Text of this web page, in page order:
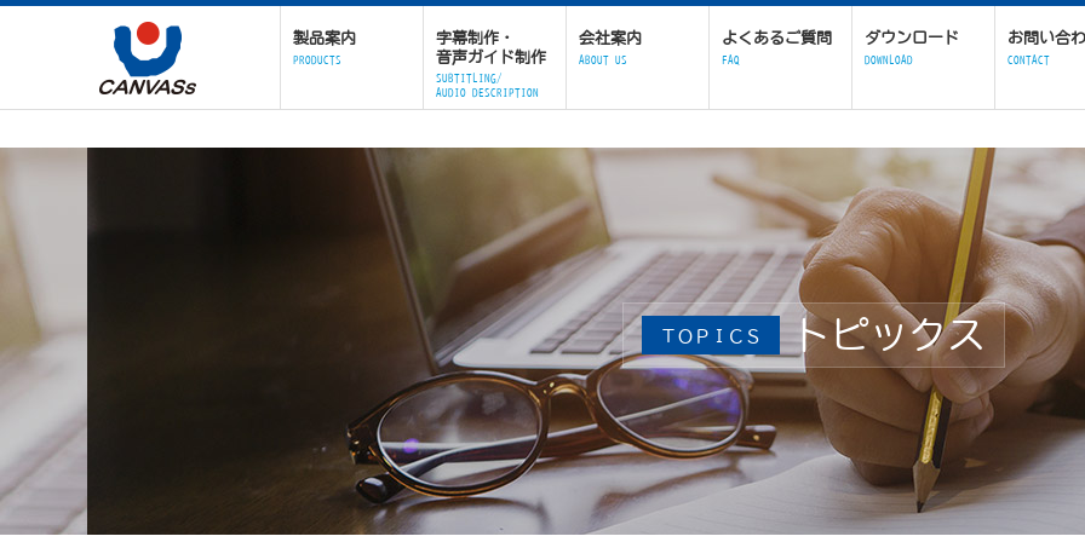
製品案内
PRODUCTS
字幕制作・
音声ガイド制作
SUBTITLING/
AUDIO DESCRIPTION
会社案内
ABOUT US
よくあるご質問
FAQ
ダウンロード
DOWNLOAD
お問い合
CONTACT
ＴＯＰＩＣＳ トピックス